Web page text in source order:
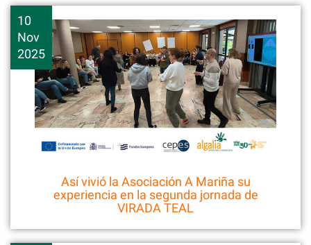
10
Nov
2025
Así vivió la Asociación A Mariña su
experiencia en la segunda jornada de
VIRADA TEAL